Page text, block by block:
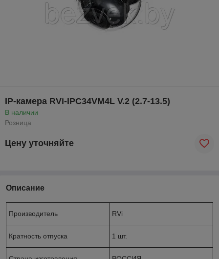
IP-камера RVi-IPC34VM4L V.2 (2.7-13.5)
В наличии
Розница
Цену уточняйте
Описание
Производитель RVi
Кратность отпуска 1 шт.